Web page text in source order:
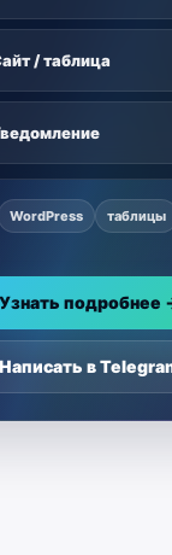
/ таблица
WordPress таблицы
Узнать подробнее
Написать в